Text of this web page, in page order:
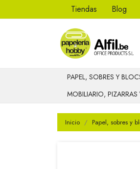
Tiendas Blog
PAPEL, SOBRES Y
MOBILIARIO,
Inicio Papel, sobres y